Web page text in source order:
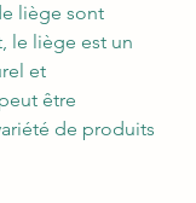
liège sont
le liège est un
et
être
de produits